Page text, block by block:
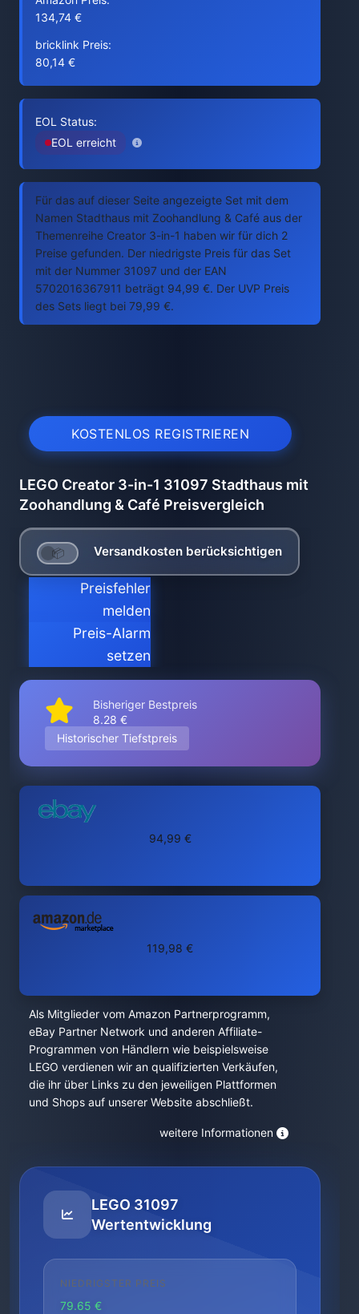
134,74 €
bricklink Preis:
80,14 €
EOL Status:
EOL erreicht
Für das auf dieser Seite angezeigte Set mit dem
Namen Stadthaus mit Zoohandlung & Café aus der
Themenreihe Creator 3-in-1 haben wir für dich 2
Preise gefunden. Der niedrigste Preis für das Set
mit der Nummer 31097 und der EAN
5702016367911 beträgt 94,99 €. Der UVP Preis
des Sets liegt bei 79,99 €.
KOSTENLOS REGISTRIEREN
LEGO Creator 3-in-1 31097 Stadthaus mit
Zoohandlung & Café Preisvergleich
Versandkosten berücksichtigen
Preisfehler
melden
Preis-Alarm
setzen
Bisheriger Bestpreis
8.28 €
Historischer Tiefstpreis
94,99 €
119,98 €
Als Mitglieder vom Amazon Partnerprogramm,
eBay Partner Network und anderen Affiliate-
Programmen von Händlern wie beispielsweise
LEGO verdienen wir an qualifizierten Verkäufen,
die ihr über Links zu den jeweiligen Plattformen
und Shops auf unserer Website abschließt.
weitere Informationen
LEGO 31097
Wertentwicklung
NIEDRIGSTER PREIS
79.65 €